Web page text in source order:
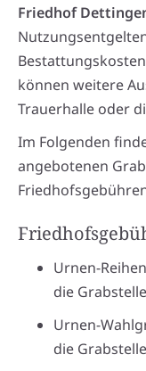
Friedhof
können weitere
Trauerhalle oder
Im Folgenden
angebotenen
Urnen-
die
Urnen-
die